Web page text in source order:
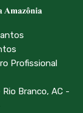
Profissional
Branco, AC -